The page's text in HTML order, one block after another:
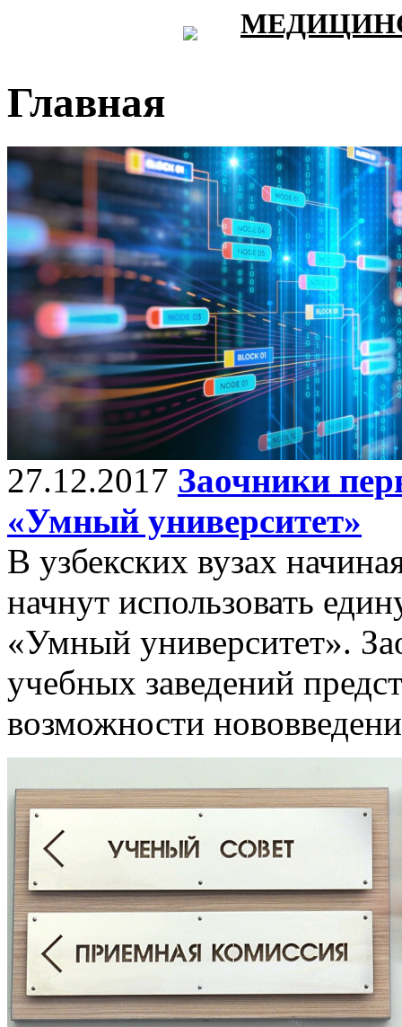
Главная
27.12.2017 Заочники
«Умный университет»
В узбекских вузах
начнут использовать
«Умный университет».
учебных заведений
возможности